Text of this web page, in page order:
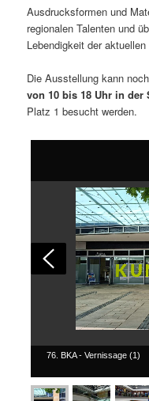
Ausdrucksformen und
regionalen Talenten und
Lebendigkeit der
Die Ausstellung kann
von 10 bis 18 Uhr in der
Platz 1 besucht werden.
76. BKA - Vernissage (1)